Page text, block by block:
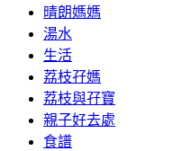
晴朗媽媽
湯水
生活
荔枝孖媽
荔枝與孖寶
親子好去處
食譜